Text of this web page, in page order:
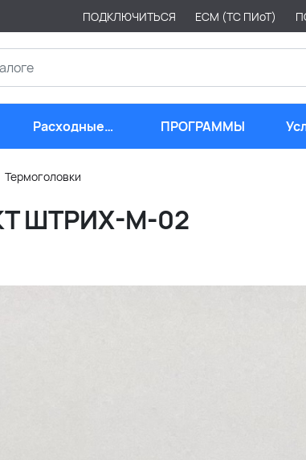
ПОДКЛЮЧИТЬСЯ ЕСМ (ТС ПИоТ)
Расходные
материалы
ПРОГРАММЫ
Термоголовки
ШТРИХ-М-02